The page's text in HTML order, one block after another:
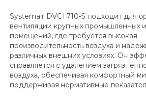
Systemair DVCI 710-S подходит для
вентиляции крупных промышленных
помещений, где требуется высокая
производительность воздуха и
различных внешних условиях. Он
справляется с удалением
воздуха, обеспечивая комфортный
поддерживая нормативные